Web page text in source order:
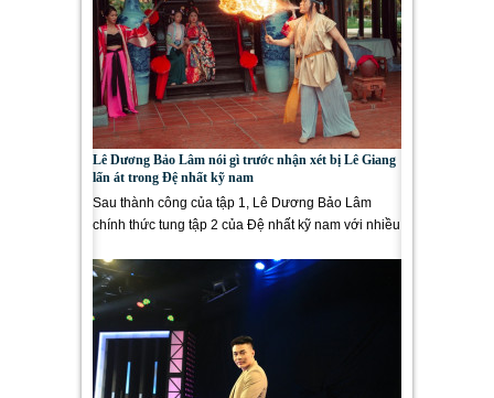
Lê Dương Bảo Lâm nói gì trước nhận xét bị Lê Giang
lấn át trong Đệ nhất kỹ nam
Sau thành công của tập 1, Lê Dương Bảo Lâm
chính thức tung tập 2 của Đệ nhất kỹ nam với nhiều